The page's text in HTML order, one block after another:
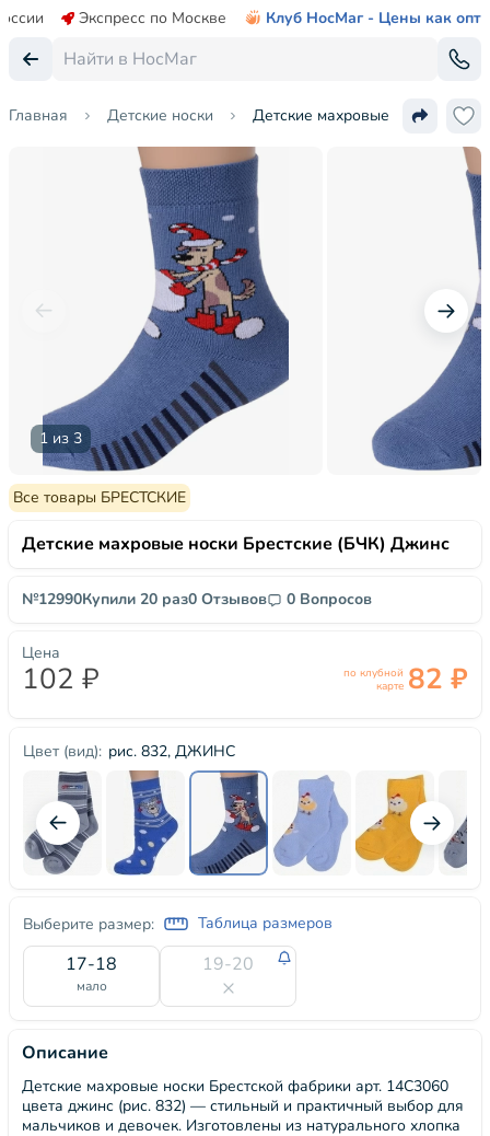
Экспресс по Москве Клуб НосМаг - Цены как опт
Главная Детские носки Детские махровые носки
1 из 3
Все товары БРЕСТСКИЕ
Детские махровые носки Брестские (БЧК) Джинс
№12990Купили 20 раз0 Отзывов 0 Вопросов
Цвет (вид): рис. 832, ДЖИНС
Выберите размер: Таблица размеров
17-18
мало
19-20
Цена
102 ₽
по клубной
карте 82 ₽
Описание
Детские махровые носки Брестской фабрики арт. 14С3060
цвета джинс (рис. 832) — стильный и практичный выбор для
мальчиков и девочек. Изготовлены из натурального хлопка